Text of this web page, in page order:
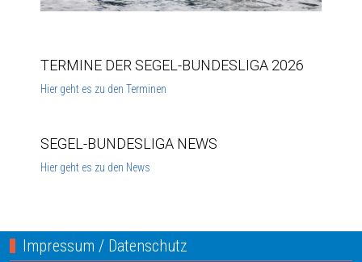
TERMINE DER SEGEL-BUNDESLIGA 2026
Hier geht es zu den Terminen
SEGEL-BUNDESLIGA NEWS
Hier geht es zu den News
Impressum / Datenschutz